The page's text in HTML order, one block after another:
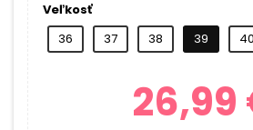
Veľkosť
36
37 38 39 40
26,99